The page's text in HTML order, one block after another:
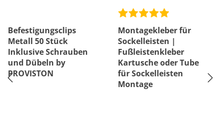
Befestigungsclips
Metall 50 Stück
Inklusive Schrauben
und Dübeln by
PROVISTON
Montagekleber für
Sockelleisten |
Fußleistenkleber
Kartusche oder Tube
für Sockelleisten
Montage